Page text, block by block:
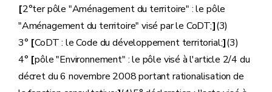
[2°ter pôle "Aménagement du territoire" : le pôle
"Aménagement du territoire" visé par le CoDT;](3)
3° [CoDT : le Code du développement territorial;](3)
4° [pôle "Environnement" : le pôle visé à l'article 2/4 du
décret du 6 novembre 2008 portant rationalisation de